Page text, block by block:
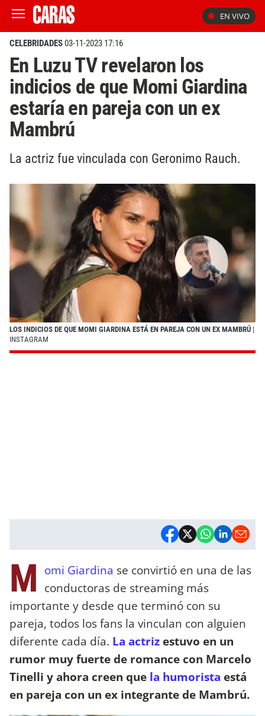
EN VIVO
CELEBRIDADES03-11-2023 17:16
En Luzu TV revelaron los
indicios de que Momi Giardina
estaría en pareja con un ex
Mambrú
La actriz fue vinculada con Geronimo Rauch.
LOS INDICIOS DE QUE MOMI GIARDINA ESTÁ EN PAREJA CON UN EX MAMBRÚ |
INSTAGRAM
M omi Giardina se convirtió en una de las
conductoras de streaming más
importante y desde que terminó con su
pareja, todos los fans la vinculan con alguien
diferente cada día. La actriz estuvo en un
rumor muy fuerte de romance con Marcelo
Tinelli y ahora creen que la humorista está
en pareja con un ex integrante de Mambrú.